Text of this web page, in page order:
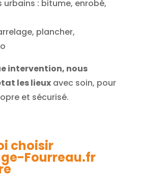
: bitume, enrobé,
plancher,
intervention, nous
les lieuxavec soin, pour
et sécurisé.
choisir
Fourreau.fr